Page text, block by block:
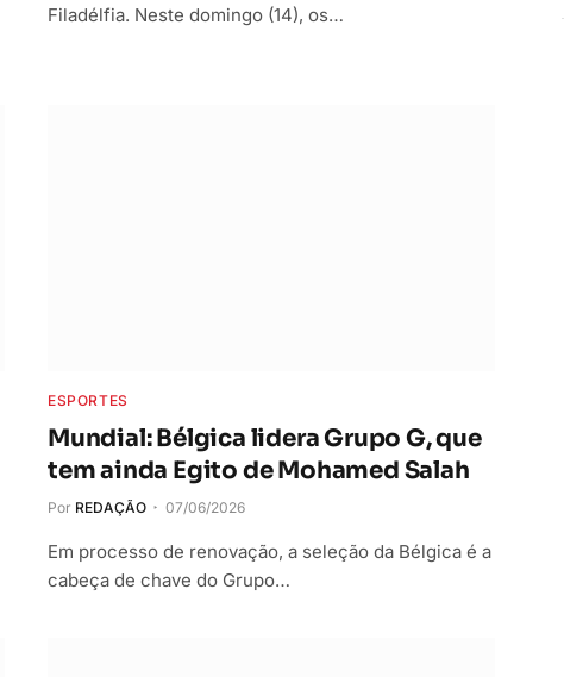
Filadélfia. Neste domingo (14), os…
ESPORTES
Mundial: Bélgica lidera Grupo G, que
tem ainda Egito de Mohamed Salah
Por REDAÇÃO 07/06/2026
Em processo de renovação, a seleção da Bélgica é a
cabeça de chave do Grupo…